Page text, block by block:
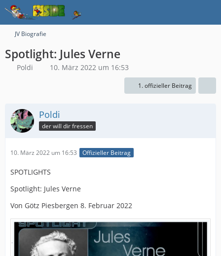
JV Biografie
Spotlight: Jules Verne
Poldi 10. März 2022 um 16:53
1. offizieller Beitrag
Poldi
der will dir fressen
10. März 2022 um 16:53 Offizieller Beitrag
SPOTLIGHTS
Spotlight: Jules Verne
Von Götz Piesbergen 8. Februar 2022